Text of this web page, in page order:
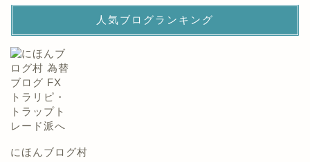
人気ブログランキング
にほんブログ村